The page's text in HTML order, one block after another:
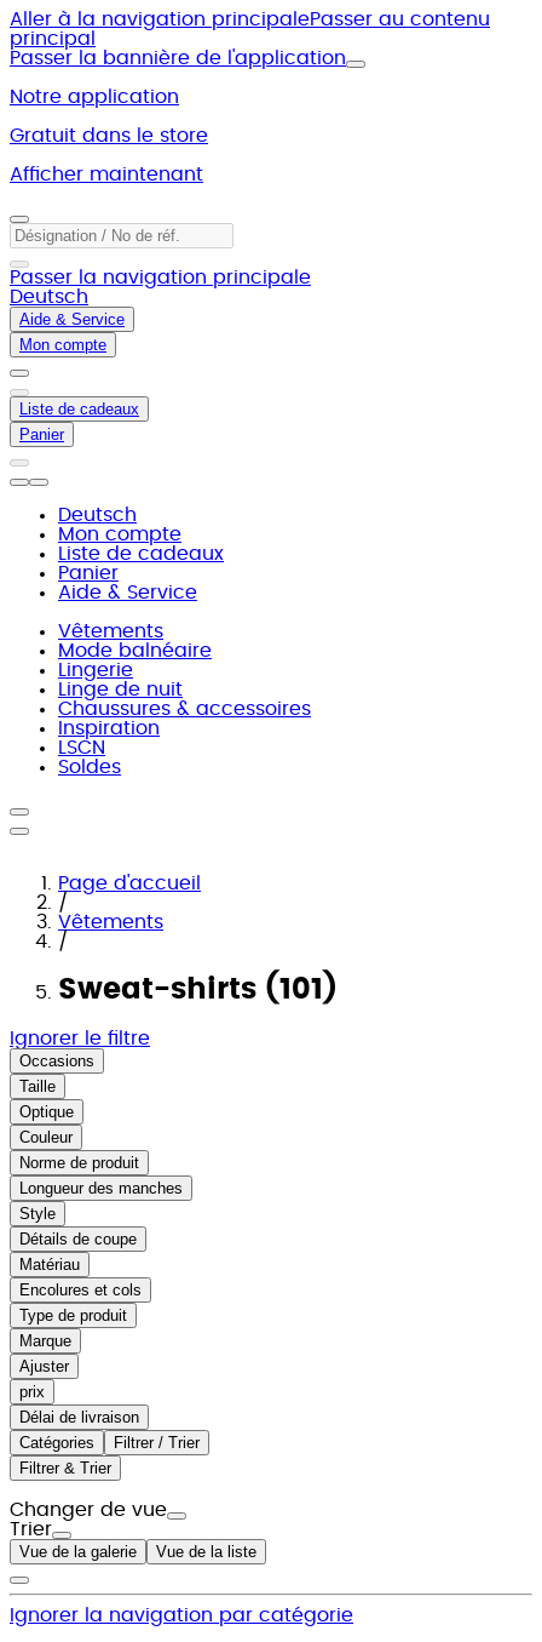
Aller à la navigation principalePasser au contenu
principal
Passer la bannière de l'application
Notre application
Gratuit dans le store
Afficher maintenant
Passer la navigation principale
Deutsch
Aide & Service
Mon compte
Liste de cadeaux
Panier
Deutsch
Mon compte
Liste de cadeaux
Panier
Aide & Service
Vêtements
Mode balnéaire
Lingerie
Linge de nuit
Chaussures & accessoires
Inspiration
LSCN
Soldes
Page d'accueil
/
Vêtements
/
Sweat-shirts (101)
Ignorer le filtre
Occasions
Taille
Optique
Couleur
Norme de produit
Longueur des manches
Style
Détails de coupe
Matériau
Encolures et cols
Type de produit
Marque
Ajuster
prix
Délai de livraison
Catégories
Filtrer / Trier
Filtrer & Trier
Changer de vue
Trier
Vue de la galerie Vue de la liste
Ignorer la navigation par catégorie